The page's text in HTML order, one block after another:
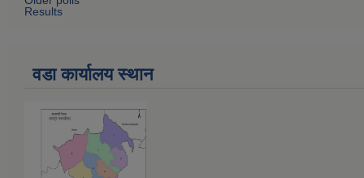
Results
वडा कार्यालय स्थान